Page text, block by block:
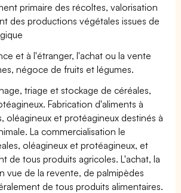
primaire des récoltes, valorisation
des productions végétales issues de
et à l'étranger, l'achat ou la vente
négoce de fruits et légumes.
triage et stockage de céréales,
Fabrication d'aliments à
oléagineux et protéagineux destinés à
La commercialisation le
oléagineux et protéagineux, et
de tous produits agricoles. L'achat, la
vue de la revente, de palmipèdes
de tous produits alimentaires.